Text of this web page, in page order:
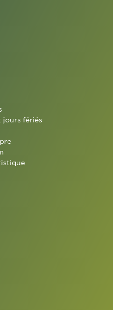
jours fériés